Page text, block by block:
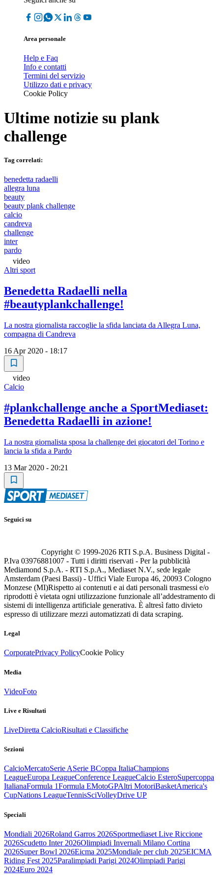
Area personale
Help e Faq
Info e contatti
Termini del servizio
Utilizzo dati e privacy
Cookie Policy
Ultime notizie su plank
challenge
Tag correlati:
benedetta radaelli
allegra luna
beauty
beauty plank challenge
calcio
candreva
challenge
inter
pardo
video
Altri sport
Benedetta Radaelli nella
#beautyplankchallenge!
La nostra giornalista raccoglie la sfida lanciata da Allegra Luna,
compagna di Candreva
16 Apr 2020 - 18:17
video
Calcio
#plankchallenge anche a SportMediaset:
Benedetta Radaelli in azione!
La nostra giornalista sposa la challenge dei giocatori del Torino e
lancia la sfida a Pardo
13 Mar 2020 - 20:21
Seguici su
Copyright © 1999-2026 RTI S.p.A. Business Digital -
P.Iva 03976881007 - Tutti i diritti riservati - Per la pubblicità
Mediamond S.p.A. - RTI S.p.A., Mediaset N.V., sede legale
Amsterdam (Paesi Bassi) - Uffici Viale Europa 46, 20093 Cologno
Monzese (MI)Rispetto ai contenuti e ai dati personali trasmessi e/o
riprodotti è vietata ogni utilizzazione funzionale all’addestramento di
sistemi di intelligenza artificiale generativa. È altresì fatto divieto
espresso di utilizzare mezzi automatizzati di data scraping.
Legal
CorporatePrivacy PolicyCookie Policy
Media
VideoFoto
Live e Risultati
LiveDiretta CalcioRisultati e Classifiche
Sezioni
CalcioMercatoSerie ASerie BCoppa ItaliaChampions
LeagueEuropa LeagueConference LeagueCalcio EsteroSupercoppa
ItalianaFormula 1Formula EMotoGPAltri MotoriBasketAmerica's
CupNations LeagueTennisSciVolleyDrive UP
Speciali
Mondiali 2026Roland Garros 2026Sportmediaset Live Riccione
2026Scudetto Inter 2026Olimpiadi Invernali Milano Cortina
2026Super Bowl 2026Eicma 2025Mondiale per club 2025EICMA
Riding Fest 2025Paralimpiadi Parigi 2024Olimpiadi Parigi
2024Euro 2024